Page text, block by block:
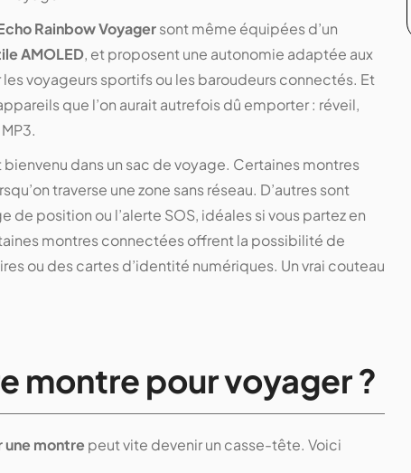
Rainbow Voyagersont même équipées d’un
AMOLED, et proposent une autonomie adaptée aux
voyageurs sportifs ou les baroudeurs connectés. Et
que l’on aurait autrefois dû emporter : réveil,
dans un sac de voyage. Certaines montres
traverse une zone sans réseau. D’autres sont
position ou l’alerte SOS, idéales si vous partez en
montres connectées offrent la possibilité de
ou des cartes d’identité numériques. Un vrai couteau
montre pour voyager ?
une montrepeut vite devenir un casse-tête. Voici